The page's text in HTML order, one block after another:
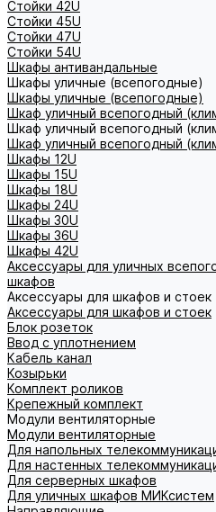
Стойки 42U
Стойки 45U
Стойки 47U
Стойки 54U
Шкафы антивандальные
Шкафы уличные (всепогодные)
Шкафы уличные (всепогодные)
Шкаф уличный всепогодный
Шкаф уличный всепогодный
Шкаф уличный всепогодный
Шкафы 12U
Шкафы 15U
Шкафы 18U
Шкафы 24U
Шкафы 30U
Шкафы 36U
Шкафы 42U
Аксессуары для уличных
шкафов
Аксессуары для шкафов и стоек
Аксессуары для шкафов и стоек
Блок розеток
Ввод с уплотнением
Кабель канал
Козырьки
Комплект роликов
Крепежный комплект
Модули вентиляторные
Модули вентиляторные
Для напольных
Для настенных
Для серверных шкафов
Для уличных шкафов МИКсистем